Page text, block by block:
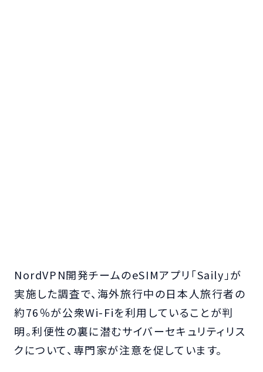
NordVPN開発チームのeSIMアプリ「Saily」が
実施した調査で、海外旅行中の日本人旅行者の
約76％が公衆Wi-Fiを利用していることが判
明。利便性の裏に潜むサイバーセキュリティリス
クについて、専門家が注意を促しています。